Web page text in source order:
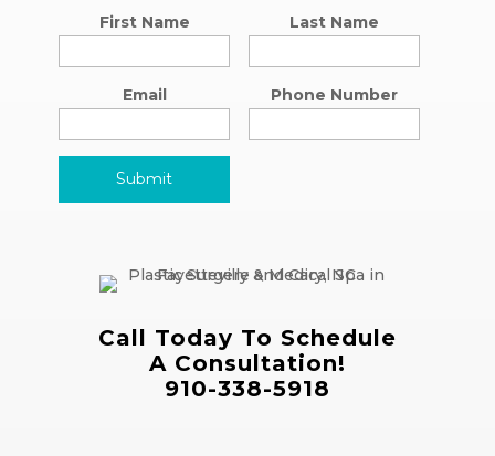
First Name Last Name
Email Phone Number
Call Today To Schedule
A Consultation!
910-338-5918